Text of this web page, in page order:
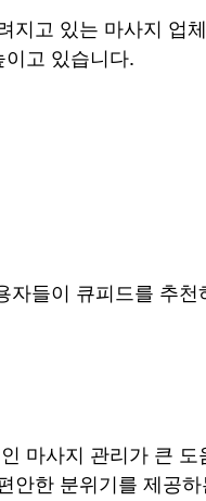
지고 있는 마사지 업
고 있습니다.
자들이 큐피드를 추천
마사지 관리가 큰 도
안한 분위기를 제공